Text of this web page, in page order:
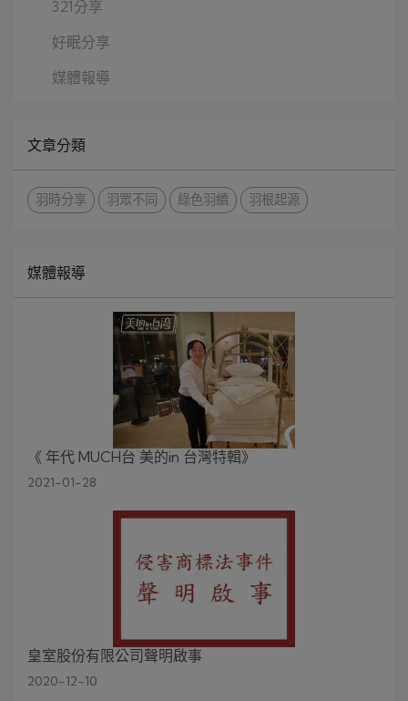
321分享
好眠分享
媒體報導
文章分類
羽時分享 羽眾不同 綠色羽續 羽根起源
媒體報導
《 年代 MUCH台 美的in 台灣特輯》
2021-01-28
皇室股份有限公司聲明啟事
2020-12-10